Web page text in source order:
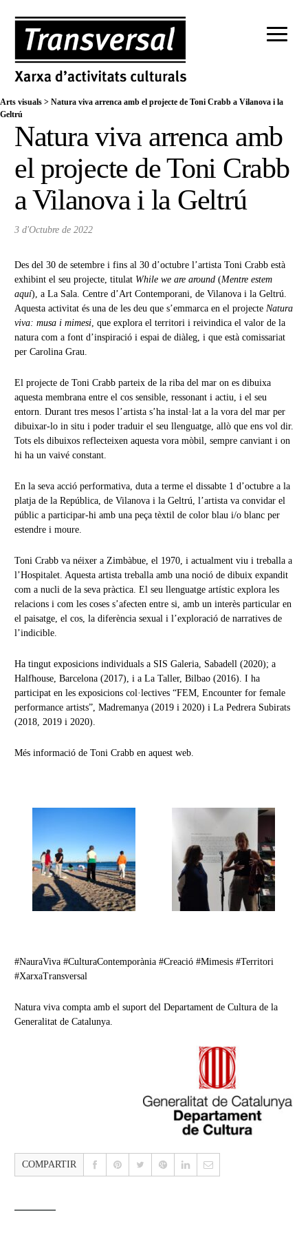
Arts visuals > Natura viva arrenca amb el projecte de Toni Crabb a Vilanova i la
Geltrú
Natura viva arrenca amb
el projecte de Toni Crabb
a Vilanova i la Geltrú
3 d'Octubre de 2022
Des del 30 de setembre i fins al 30 d’octubre l’artista Toni Crabb està
exhibint el seu projecte, titulat While we are around (Mentre estem
aquí), a La Sala. Centre d’Art Contemporani, de Vilanova i la Geltrú.
Aquesta activitat és una de les deu que s’emmarca en el projecte Natura
viva: musa i mimesi, que explora el territori i reivindica el valor de la
natura com a font d’inspiració i espai de diàleg, i que està comissariat
per Carolina Grau.
El projecte de Toni Crabb parteix de la riba del mar on es dibuixa
aquesta membrana entre el cos sensible, ressonant i actiu, i el seu
entorn. Durant tres mesos l’artista s’ha instal·lat a la vora del mar per
dibuixar-lo in situ i poder traduir el seu llenguatge, allò que ens vol dir.
Tots els dibuixos reflecteixen aquesta vora mòbil, sempre canviant i on
hi ha un vaivé constant.
En la seva acció performativa, duta a terme el dissabte 1 d’octubre a la
platja de la República, de Vilanova i la Geltrú, l’artista va convidar el
públic a participar-hi amb una peça tèxtil de color blau i/o blanc per
estendre i moure.
Toni Crabb va néixer a Zimbàbue, el 1970, i actualment viu i treballa a
l’Hospitalet. Aquesta artista treballa amb una noció de dibuix expandit
com a nucli de la seva pràctica. El seu llenguatge artístic explora les
relacions i com les coses s’afecten entre si, amb un interès particular en
el paisatge, el cos, la diferència sexual i l’exploració de narratives de
l’indicible.
Ha tingut exposicions individuals a SIS Galeria, Sabadell (2020); a
Halfhouse, Barcelona (2017), i a La Taller, Bilbao (2016). I ha
participat en les exposicions col·lectives “FEM, Encounter for female
performance artists”, Madremanya (2019 i 2020) i La Pedrera Subirats
(2018, 2019 i 2020).
Més informació de Toni Crabb en aquest web.
#NauraViva #CulturaContemporània #Creació #Mimesis #Territori
#XarxaTransversal
Natura viva compta amb el suport del Departament de Cultura de la
Generalitat de Catalunya.
COMPARTIR